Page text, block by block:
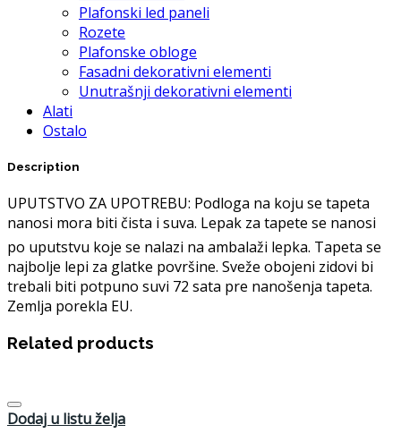
Plafonski led paneli
Rozete
Plafonske obloge
Fasadni dekorativni elementi
Unutrašnji dekorativni elementi
Alati
Ostalo
Description
UPUTSTVO ZA UPOTREBU: Podloga na koju se tapeta
nanosi mora biti čista i suva. Lepak za tapete se nanosi
po uputstvu koje se nalazi na ambalaži lepka. Tapeta se
najbolje lepi za glatke površine. Sveže obojeni zidovi bi
trebali biti potpuno suvi 72 sata pre nanošenja tapeta.
Zemlja porekla EU.
Related products
Dodaj u listu želja